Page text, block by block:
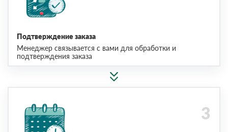
Подтверждение заказа
Менеджер связывается с вами для обработки и
подтверждения заказа